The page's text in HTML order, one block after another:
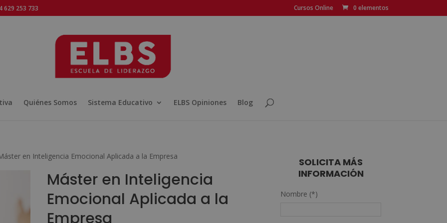
629 253 733 Cursos Online 0 elementos
Quiénes Somos Sistema Educativo ELBS Opiniones Blog
en Inteligencia Emocional Aplicada a la Empresa
Máster en Inteligencia
Emocional Aplicada a la
Empresa
SOLICITA MÁS
INFORMACIÓN
Nombre (*)